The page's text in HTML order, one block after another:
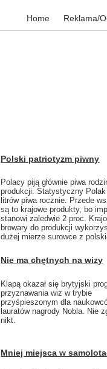
Home Reklama/
Polski patriotyzm piwny
Polacy piją głównie piwa
produkcji. Statystyczny
litrów piwa rocznie. Przede
są to krajowe produkty, bo
stanowi zaledwie 2 proc.
browary do produkcji
dużej mierze surowce z
Nie ma chętnych na wizy
Klapą okazał się brytyjski
przyznawania wiz w trybie
przyśpieszonym dla
lauratów nagrody Nobla. Nie
nikt.
Mniej miejsca w